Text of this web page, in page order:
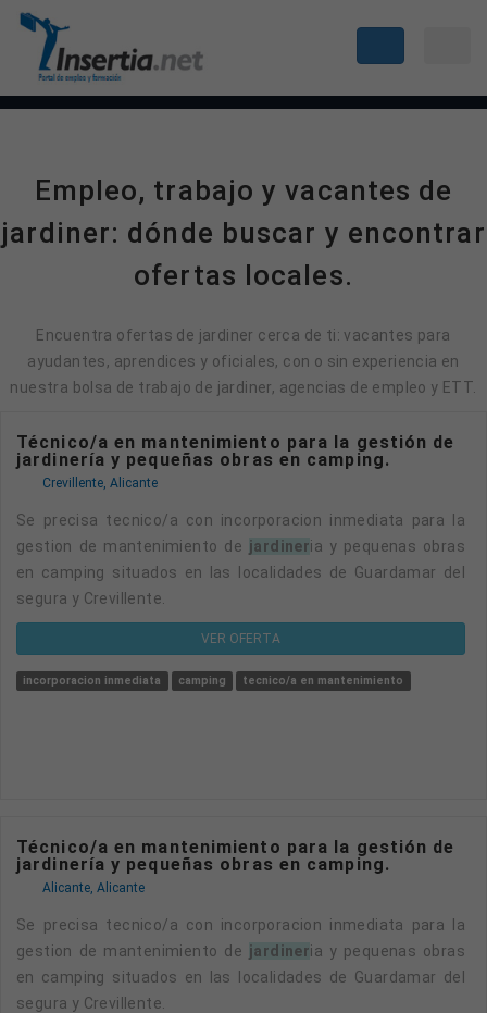
Empleo, trabajo y vacantes de
jardiner: dónde buscar y encontrar
ofertas locales.
Encuentra ofertas de jardiner cerca de ti: vacantes para
ayudantes, aprendices y oficiales, con o sin experiencia en
nuestra bolsa de trabajo de jardiner, agencias de empleo y ETT.
Técnico/a en mantenimiento para la gestión de
jardinería y pequeñas obras en camping.
Crevillente, Alicante
Se precisa tecnico/a con incorporacion inmediata para la
gestion de mantenimiento de jardineria y pequenas obras
en camping situados en las localidades de Guardamar del
segura y Crevillente.
VER OFERTA
incorporacion inmediata camping tecnico/a en mantenimiento
Técnico/a en mantenimiento para la gestión de
jardinería y pequeñas obras en camping.
Alicante, Alicante
Se precisa tecnico/a con incorporacion inmediata para la
gestion de mantenimiento de jardineria y pequenas obras
en camping situados en las localidades de Guardamar del
segura y Crevillente.